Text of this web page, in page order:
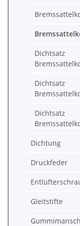
Dichtsatz
Dichtsatz
Dichtsatz
Dichtung
Druckfeder
Gleitstifte